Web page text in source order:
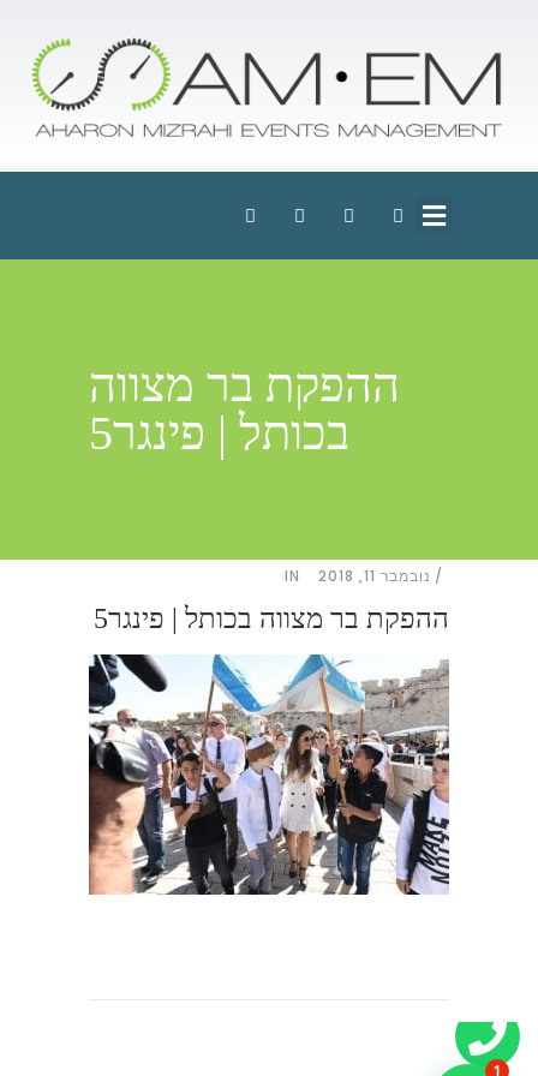
ההפקת בר מצווה
בכותל | פינגר5
נובמבר 11, 2018 IN
ההפקת בר מצווה בכותל | פינגר5
1